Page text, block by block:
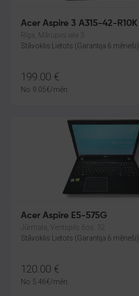
Acer Aspire 3 A315-42-R10K
Rīga, Mārupes iela 3
Stāvoklis Lietots (Garantija 6 mēneši)
199.00 €
No 9.05€/mēn.
Acer Aspire E5-575G
Jūrmala, Ventspils šos. 32
Stāvoklis Lietots (Garantija 6 mēneši)
120.00 €
No 5.46€/mēn.